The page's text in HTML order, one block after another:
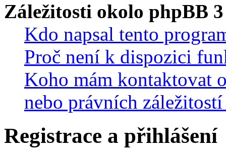
Záležitosti okolo phpBB 3
Kdo napsal tento
Proč není k dispozici
Koho mám kontaktovat
nebo právních
Registrace a přihlášení